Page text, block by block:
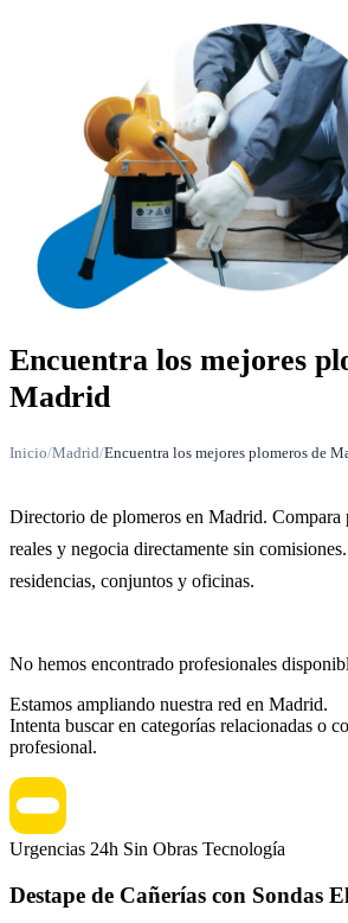
Encuentra los mejores
Madrid
Inicio/Madrid/Encuentra los mejores plomeros de
Directorio de plomeros en Madrid. Compara
reales y negocia directamente sin
residencias, conjuntos y oficinas.
No hemos encontrado profesionales
Estamos ampliando nuestra red en Madrid.
Intenta buscar en categorías relacionadas o
profesional.
Urgencias 24h Sin Obras Tecnología
Destape de Cañerías con Sondas